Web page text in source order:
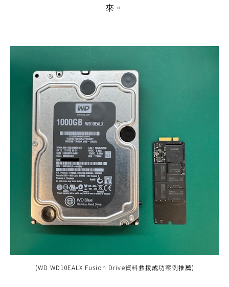
來。
(WD WD10EALX Fusion Drive資料救援成功案例推薦)